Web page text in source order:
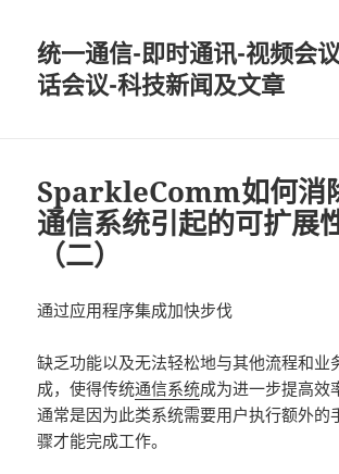
统一通信-即时通讯-视频会
话会议-科技新闻及文章
SparkleComm如何消
通信系统引起的可扩展
（二）
通过应用程序集成加快步伐
缺乏功能以及无法轻松地与其他流程和业
成，使得传统通信系统成为进一步提高效
通常是因为此类系统需要用户执行额外的
骤才能完成工作。